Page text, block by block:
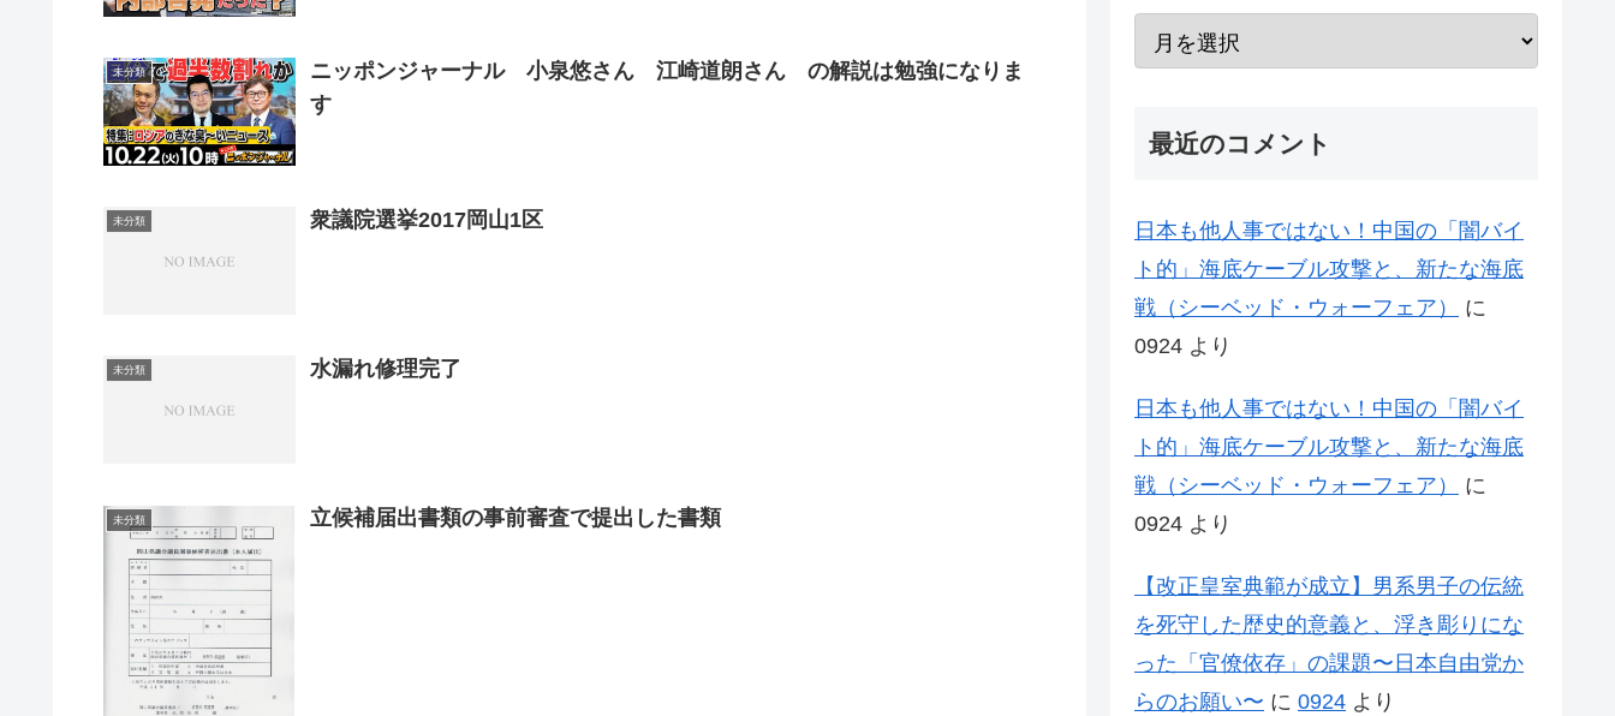
未分類
ニッポンジャーナル 小泉悠さん 江崎道朗さん の解説は勉強になりま
す
未分類 衆議院選挙2017岡山1区
未分類 水漏れ修理完了
未分類 立候補届出書類の事前審査で提出した書類
最近のコメント
日本も他人事ではない！中国の「闇バイ
ト的」海底ケーブル攻撃と、新たな海底
戦（シーベッド・ウォーフェア）
に
0924 より
日本も他人事ではない！中国の「闇バイ
ト的」海底ケーブル攻撃と、新たな海底
戦（シーベッド・ウォーフェア）
に
0924 より
【改正皇室典範が成立】男系男子の伝統
を死守した歴史的意義と、浮き彫りにな
った「官僚依存」の課題〜日本自由党か
らのお願い〜 に 0924 より